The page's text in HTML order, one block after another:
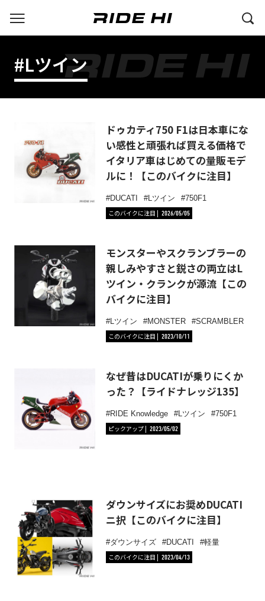
#Lツイン
ドゥカティ750 F1は日本車にな
い感性と頑張れば買える価格で
イタリア車はじめての量販モデ
ルに！【このバイクに注目】
DUCATI Lツイン
750F1
このバイクに注目
2026/05/05
モンスターやスクランブラーの
親しみやすさと鋭さの両立はL
ツイン・クランクが源流【この
バイクに注目】
Lツイン MONSTER
SCRAMBLER
このバイクに注目
2023/10/11
なぜ昔はDUCATIが乗りにくか
った？【ライドナレッジ135】
RIDE Knowledge Lツイン
750F1
ピックアップ
2023/05/02
ダウンサイズにお奨めDUCATI
ニ択【このバイクに注目】
ダウンサイズ DUCATI
軽量
このバイクに注目
2023/04/13